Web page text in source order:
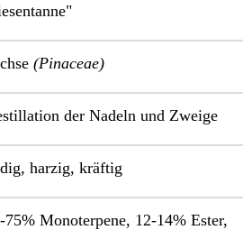
(Pinaceae)
der Nadeln und Zweige
harzig, kräftig
75% Monoterpene, 12-14% Ester,